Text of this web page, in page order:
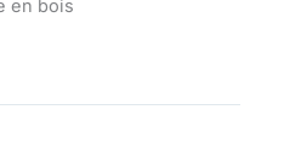
en bois